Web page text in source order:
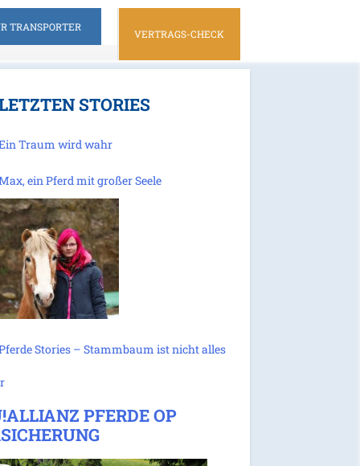
TRANSPORTER
VERTRAGS-CHECK
STORIES
Traum wird wahr
ein Pferd mit großer Seele
Stories – Stammbaum ist nicht alles
PFERDE OP